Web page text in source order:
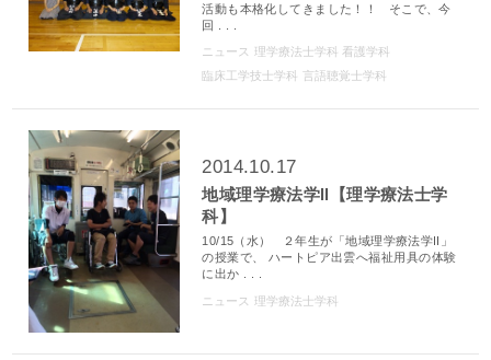
活動も本格化してきました！！ そこで、今
回 . . .
ニュース 理学療法士学科 看護学科
臨床工学技士学科 言語聴覚士学科
2014.10.17
地域理学療法学Ⅱ【理学療法士学
科】
10/15（水） ２年生が「地域理学療法学Ⅱ」
の授業で、 ハートピア出雲へ福祉用具の体験
に出か . . .
ニュース 理学療法士学科